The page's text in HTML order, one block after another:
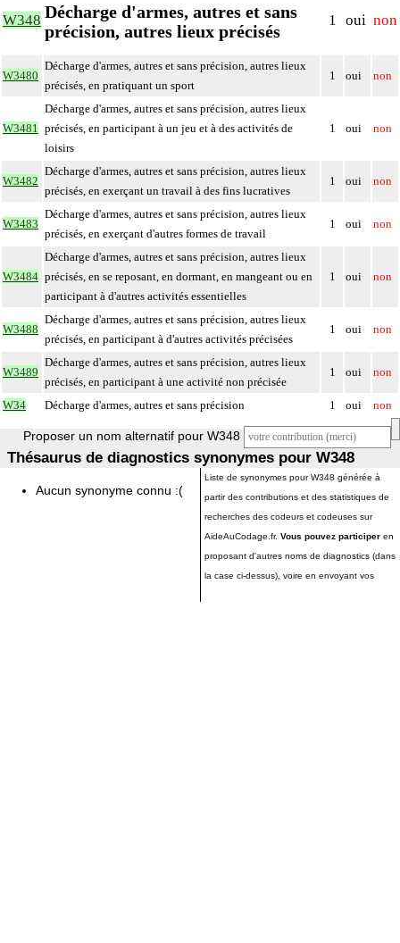
W348 Décharge d'armes, autres et sans
précision, autres lieux précisés
1 oui non
W3480
Décharge d'armes, autres et sans précision, autres lieux
précisés, en pratiquant un sport
1 oui non
W3481
Décharge d'armes, autres et sans précision, autres lieux
précisés, en participant à un jeu et à des activités de
loisirs
1 oui non
W3482
Décharge d'armes, autres et sans précision, autres lieux
précisés, en exerçant un travail à des fins lucratives
1 oui non
W3483
Décharge d'armes, autres et sans précision, autres lieux
précisés, en exerçant d'autres formes de travail
1 oui non
W3484
Décharge d'armes, autres et sans précision, autres lieux
précisés, en se reposant, en dormant, en mangeant ou en
participant à d'autres activités essentielles
1 oui non
W3488
Décharge d'armes, autres et sans précision, autres lieux
précisés, en participant à d'autres activités précisées
1 oui non
W3489
Décharge d'armes, autres et sans précision, autres lieux
précisés, en participant à une activité non précisée
1 oui non
W34 Décharge d'armes, autres et sans précision 1 oui non
Proposer un nom alternatif pour W348
Thésaurus de diagnostics synonymes pour W348
Aucun synonyme connu :(
Liste de synonymes pour W348 générée à
partir des contributions et des statistiques de
recherches des codeurs et codeuses sur
AideAuCodage.fr. Vous pouvez participer en
proposant d'autres noms de diagnostics (dans
la case ci-dessus), voire en envoyant vos